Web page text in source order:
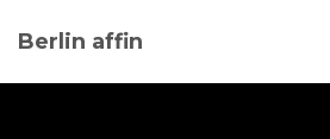
Berlin affin